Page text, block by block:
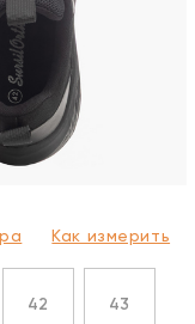
Как измерить
42 43